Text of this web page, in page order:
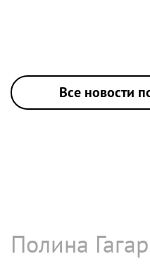
Все новости
Полина